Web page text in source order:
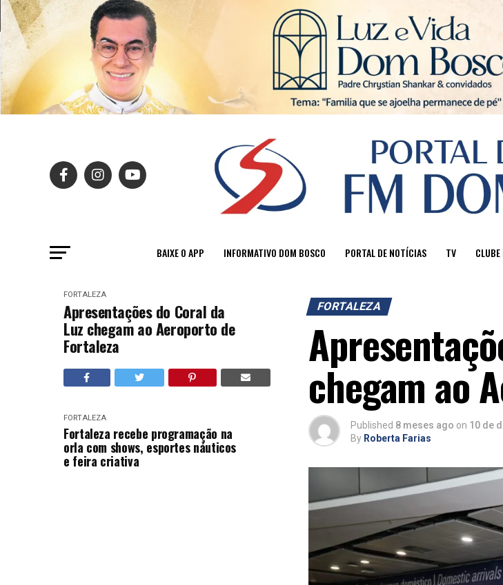
BAIXE O APP INFORMATIVO DOM BOSCO PORTAL DE NOTÍCIAS TV
FORTALEZA
Apresentações do Coral da
Luz chegam ao Aeroporto de
Fortaleza
FORTALEZA
Fortaleza recebe programação na
orla com shows, esportes náuticos
e feira criativa
FORTALEZA
chegam ao
Published 8 meses ago on 10 de
By Roberta Farias
Sair da versão